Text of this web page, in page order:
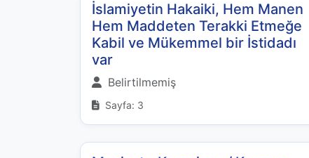
İslamiyetin Hakaiki, Hem Manen
Hem Maddeten Terakki Etmeğe
Kabil ve Mükemmel bir İstidadı
var
Belirtilmemiş
Sayfa: 3